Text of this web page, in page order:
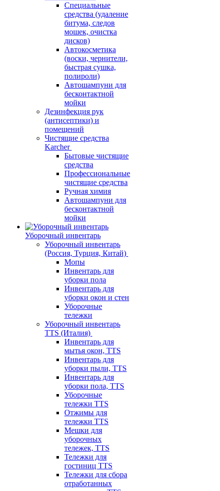
Специальные
средства (удаление
битума, следов
мошек, очистка
дисков)
Автокосметика
(воски, чернители,
быстрая сушка,
полироли)
Автошампуни для
бесконтактной
мойки
Дезинфекция рук
(антисептики) и
помещений
Чистящие средства
Karcher
Бытовые чистящие
средства
Профессиональные
чистящие средства
Ручная химия
Автошампуни для
бесконтактной
мойки
Уборочный инвентарь
Уборочный инвентарь
(Россия, Турция, Китай)
Мопы
Инвентарь для
уборки пола
Инвентарь для
уборки окон и стен
Уборочные
тележки
Уборочный инвентарь
TTS (Италия)
Инвентарь для
мытья окон, TTS
Инвентарь для
уборки пыли, TTS
Инвентарь для
уборки пола, TTS
Уборочные
тележки TTS
Отжимы для
тележки TTS
Мешки для
уборочных
тележек, TTS
Тележки для
гостиниц TTS
Тележки для сбора
отработанных